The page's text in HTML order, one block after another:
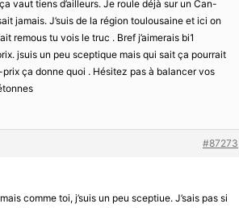
vaut tiens d’ailleurs. Je roule déjà sur un Can-
jamais. J’suis de la région toulousaine et ici on
remous tu vois le truc . Bref j’aimerais bi1
jsuis un peu sceptique mais qui sait ça pourrait
ça donne quoi . Hésitez pas à balancer vos
#87273
comme toi, j’suis un peu sceptiue. J’sais pas si